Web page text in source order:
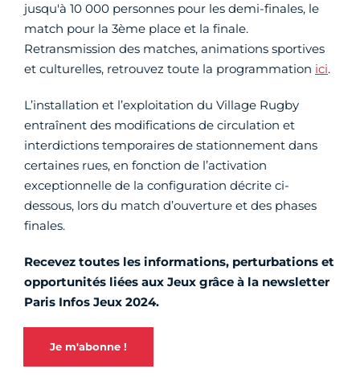
jusqu'à 10 000 personnes pour les demi-finales, le
match pour la 3ème place et la finale.
Retransmission des matches, animations sportives
et culturelles, retrouvez toute la programmation ici.
L’installation et l’exploitation du Village Rugby
entraînent des modifications de circulation et
interdictions temporaires de stationnement dans
certaines rues, en fonction de l’activation
exceptionnelle de la configuration décrite ci-
dessous, lors du match d’ouverture et des phases
finales.
Recevez toutes les informations, perturbations et
opportunités liées aux Jeux grâce à la newsletter
Paris Infos Jeux 2024.
Je m'abonne !